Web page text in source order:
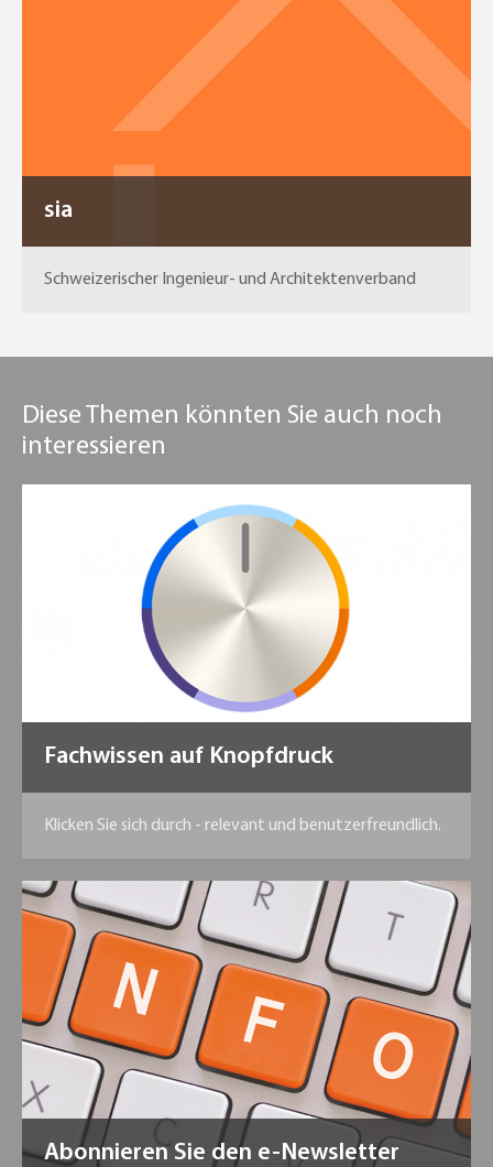
sia
Schweizerischer Ingenieur- und Architektenverband
Diese Themen könnten Sie auch noch
interessieren
Fachwissen auf Knopfdruck
Klicken Sie sich durch - relevant und benutzerfreundlich.
Abonnieren Sie den e-Newsletter